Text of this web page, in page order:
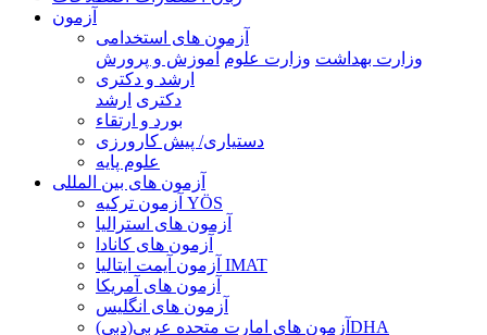
آزمون
آزمون های استخدامی
وزارت بهداشت وزارت علوم آموزش و پرورش
ارشد و دکتری
دکتری ارشد
بورد و ارتقاء
دستیاری/ پیش کارورزی
علوم پایه
آزمون های بین المللی
آزمون تركيه YÖS
آزمون های استرالیا
آزمون های کانادا
آزمون آیمت ایتالیا IMAT
آزمون های آمریکا
آزمون های انگلیس
آزمون های امارت متحده عربی(دبی)DHA